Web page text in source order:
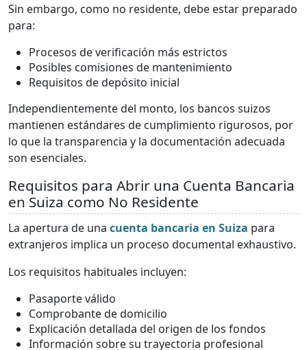
Sin embargo, como no residente, debe estar preparado
para:
Procesos de verificación más estrictos
Posibles comisiones de mantenimiento
Requisitos de depósito inicial
Independientemente del monto, los bancos suizos
mantienen estándares de cumplimiento rigurosos, por
lo que la transparencia y la documentación adecuada
son esenciales.
Requisitos para Abrir una Cuenta Bancaria
en Suiza como No Residente
La apertura de una cuenta bancaria en Suiza para
extranjeros implica un proceso documental exhaustivo.
Los requisitos habituales incluyen:
Pasaporte válido
Comprobante de domicilio
Explicación detallada del origen de los fondos
Información sobre su trayectoria profesional